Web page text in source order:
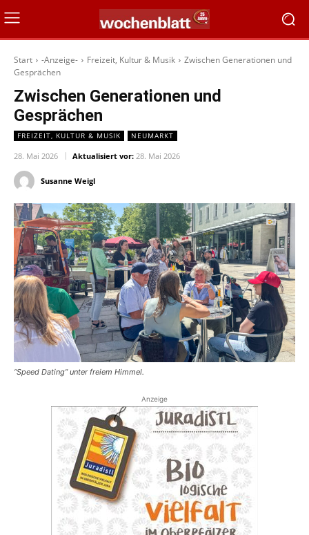
Start -Anzeige- Freizeit, Kultur & Musik
Zwischen Generationen und
Gesprächen
Zwischen Generationen und
Gesprächen
FREIZEIT, KULTUR & MUSIK NEUMARKT
28. Mai 2026 Aktualisiert vor: 28. Mai 2026
Susanne Weigl
“Speed Dating” unter freiem Himmel.
Anzeige